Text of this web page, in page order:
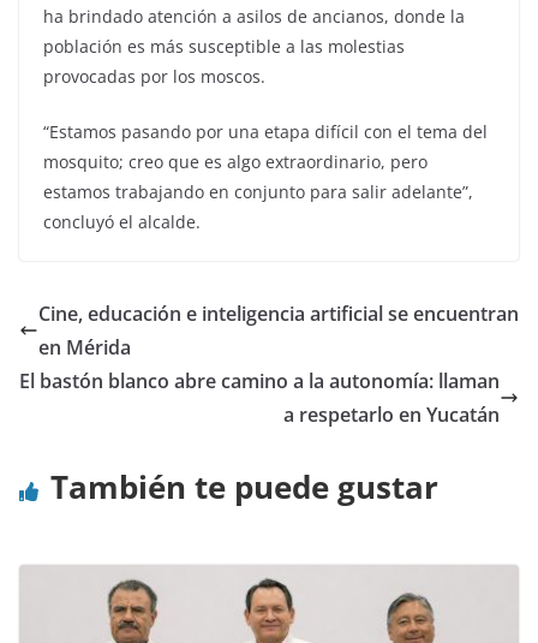
ha brindado atención a asilos de ancianos, donde la
población es más susceptible a las molestias
provocadas por los moscos.
“Estamos pasando por una etapa difícil con el tema del
mosquito; creo que es algo extraordinario, pero
estamos trabajando en conjunto para salir adelante”,
concluyó el alcalde.
Cine, educación e inteligencia artificial se encuentran
en Mérida
El bastón blanco abre camino a la autonomía: llaman
a respetarlo en Yucatán
También te puede gustar